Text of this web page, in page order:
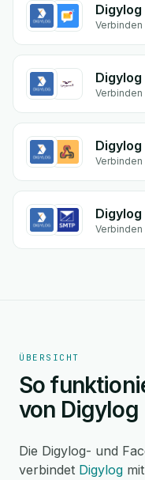
Verbinden
Verbinden
Verbinden
Digylog
Verbinden
ÜBERSICHT
So
von Digylog
Die Digylog- und
verbindet Digylog mit